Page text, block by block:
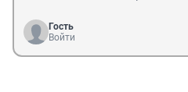
Гость
Войти